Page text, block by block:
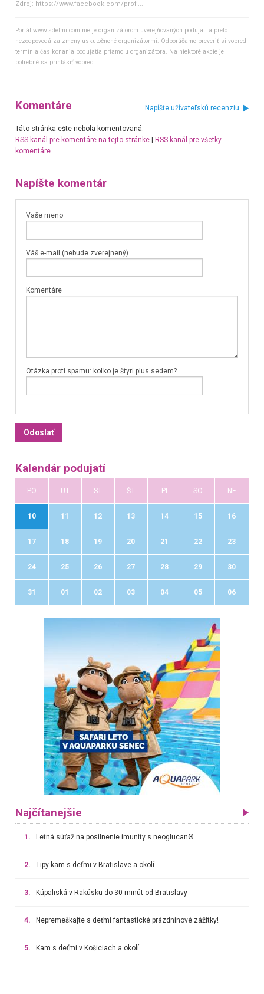
Zdroj: https://www.facebook.com/profi...
Portál www.sdetmi.com nie je organizátorom uverejňovaných podujatí a preto
nezodpovedá za zmeny uskutočnené organizátormi. Odporúčame preveriť si vopred
termín a čas konania podujatia priamo u organizátora. Na niektoré akcie je
potrebné sa prihlásiť vopred.
Komentáre Napíšte užívateľskú recenziu
Táto stránka ešte nebola komentovaná.
RSS kanál pre komentáre na tejto stránke|
RSS kanál pre všetky
komentáre
Napíšte komentár
Vaše meno
Váš e-mail (nebude zverejnený)
Komentáre
Otázka proti spamu: koľko je štyri plus sedem?
Kalendár podujatí
PO UT ST ŠT PI SO NE
10 11 12 13 14 15 16
17 18 19 20 21 22 23
24 25 26 27 28 29 30
31 01 02 03 04 05 06
Najčítanejšie
1. Letná súťaž na posilnenie imunity s neoglucan®
2. Tipy kam s deťmi v Bratislave a okolí
3. Kúpaliská v Rakúsku do 30 minút od Bratislavy
4. Nepremeškajte s deťmi fantastické prázdninové zážitky!
5. Kam s deťmi v Košiciach a okolí